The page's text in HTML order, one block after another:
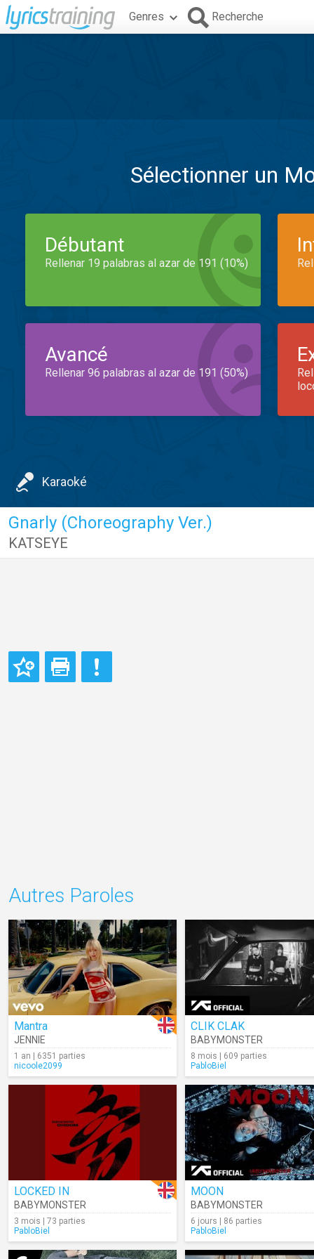
Genres Recherche
Sélectionner un
Débutant
Rellenar 19 palabras al azar de 191 (10%)
Avancé
Rellenar 96 palabras al azar de 191 (50%)
Karaoké
Gnarly (Choreography Ver.)
KATSEYE
Autres Paroles
Mantra
JENNIE
1 an | 6351 parties
nicoole2099
CLIK CLAK
BABYMONSTER
8 mois | 609 parties
PabloBiel
LOCKED IN
BABYMONSTER
3 mois | 73 parties
PabloBiel
MOON
BABYMONSTER
6 jours | 86 parties
PabloBiel